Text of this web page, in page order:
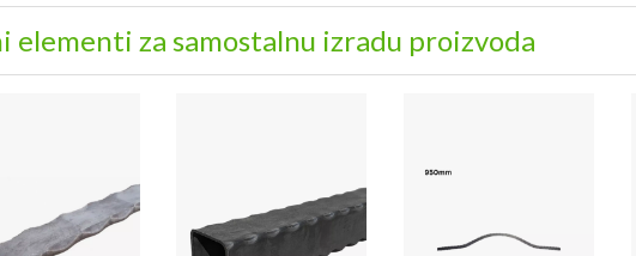
elementi za samostalnu izradu proizvoda